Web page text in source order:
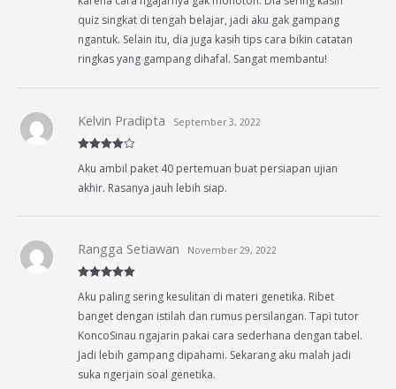
quiz singkat di tengah belajar, jadi aku gak gampang
ngantuk. Selain itu, dia juga kasih tips cara bikin catatan
ringkas yang gampang dihafal. Sangat membantu!
out of 5
Kelvin Pradipta September 3, 2022
Aku ambil paket 40 pertemuan buat persiapan ujian
akhir. Rasanya jauh lebih siap.
of 5
Rangga Setiawan November 29, 2022
Aku paling sering kesulitan di materi genetika. Ribet
banget dengan istilah dan rumus persilangan. Tapi tutor
KoncoSinau ngajarin pakai cara sederhana dengan tabel.
Jadi lebih gampang dipahami. Sekarang aku malah jadi
suka ngerjain soal genetika.